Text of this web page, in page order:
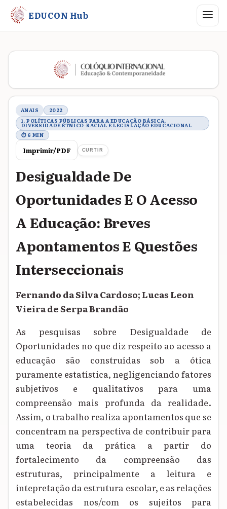
EDUCON Hub Abrir
Metadados do trabalho
ANAIS
2022
1. POLÍTICAS PÚBLICAS PARA A EDUCAÇÃO BÁSICA,
DIVERSIDADE ÉTNICO-RACIAL E LEGISLAÇÃO EDUCACIONAL
⏱ 6 MIN
Imprimir/PDF CURTIR
Desigualdade De
Oportunidades E O Acesso
A Educação: Breves
Apontamentos E Questões
Interseccionais
Fernando da Silva Cardoso; Lucas Leon
Vieira de Serpa Brandão
As pesquisas sobre Desigualdade de
Oportunidades no que diz respeito ao acesso a
educação são construídas sob a ótica
puramente estatística, negligenciando fatores
subjetivos e qualitativos para uma
compreensão mais profunda da realidade.
Assim, o trabalho realiza apontamentos que se
concentram na perspectiva de contribuir para
uma teoria da prática a partir do
fortalecimento da compreensão das
estruturas, principalmente a leitura e
intepretação da estrutura escolar, e as relações
estabelecidas nos/com os sujeitos para